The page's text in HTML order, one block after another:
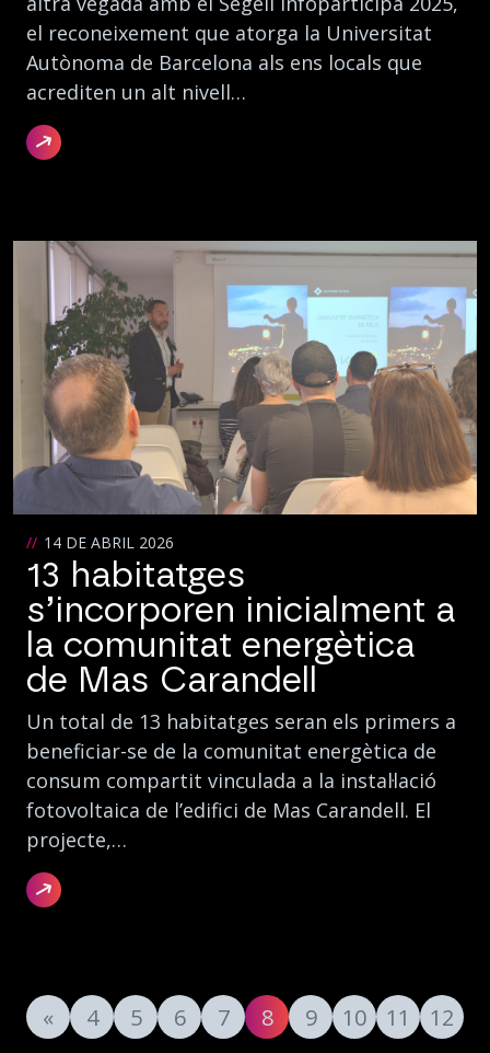
el reconeixement que atorga la Universitat
Autònoma de Barcelona als ens locals que
acrediten un alt nivell…
14 DE ABRIL 2026
13 habitatges
s’incorporen inicialment a
la comunitat energètica
de Mas Carandell
Un total de 13 habitatges seran els primers a
beneficiar-se de la comunitat energètica de
consum compartit vinculada a la instal·lació
fotovoltaica de l’edifici de Mas Carandell. El
projecte,…
« 4 5 6 7 8 9 10 11 12